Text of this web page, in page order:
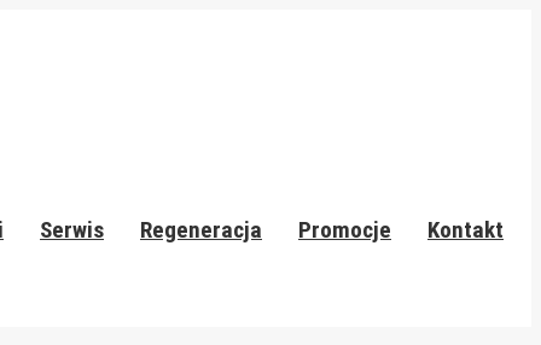
Serwis Regeneracja Promocje Kontakt